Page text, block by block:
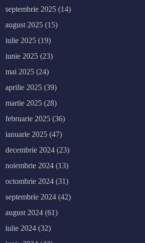
septembrie 2025 (14)
august 2025 (15)
iulie 2025 (19)
iunie 2025 (23)
mai 2025 (24)
aprilie 2025 (39)
martie 2025 (28)
februarie 2025 (36)
ianuarie 2025 (47)
decembrie 2024 (23)
noiembrie 2024 (13)
octombrie 2024 (31)
septembrie 2024 (42)
august 2024 (61)
iulie 2024 (32)